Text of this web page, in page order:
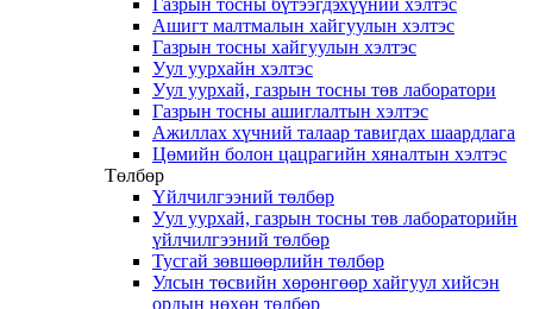
Газрын тосны бүтээгдэхүүний хэлтэс
Ашигт малтмалын хайгуулын хэлтэс
Газрын тосны хайгуулын хэлтэс
Уул уурхайн хэлтэс
Уул уурхай, газрын тосны төв лаборатори
Газрын тосны ашиглалтын хэлтэс
Ажиллах хүчний талаар тавигдах шаардлага
Цөмийн болон цацрагийн хяналтын хэлтэс
Төлбөр
Үйлчилгээний төлбөр
Уул уурхай, газрын тосны төв лабораторийн
үйлчилгээний төлбөр
Тусгай зөвшөөрлийн төлбөр
Улсын төсвийн хөрөнгөөр хайгуул хийсэн
ордын нөхөн төлбөр